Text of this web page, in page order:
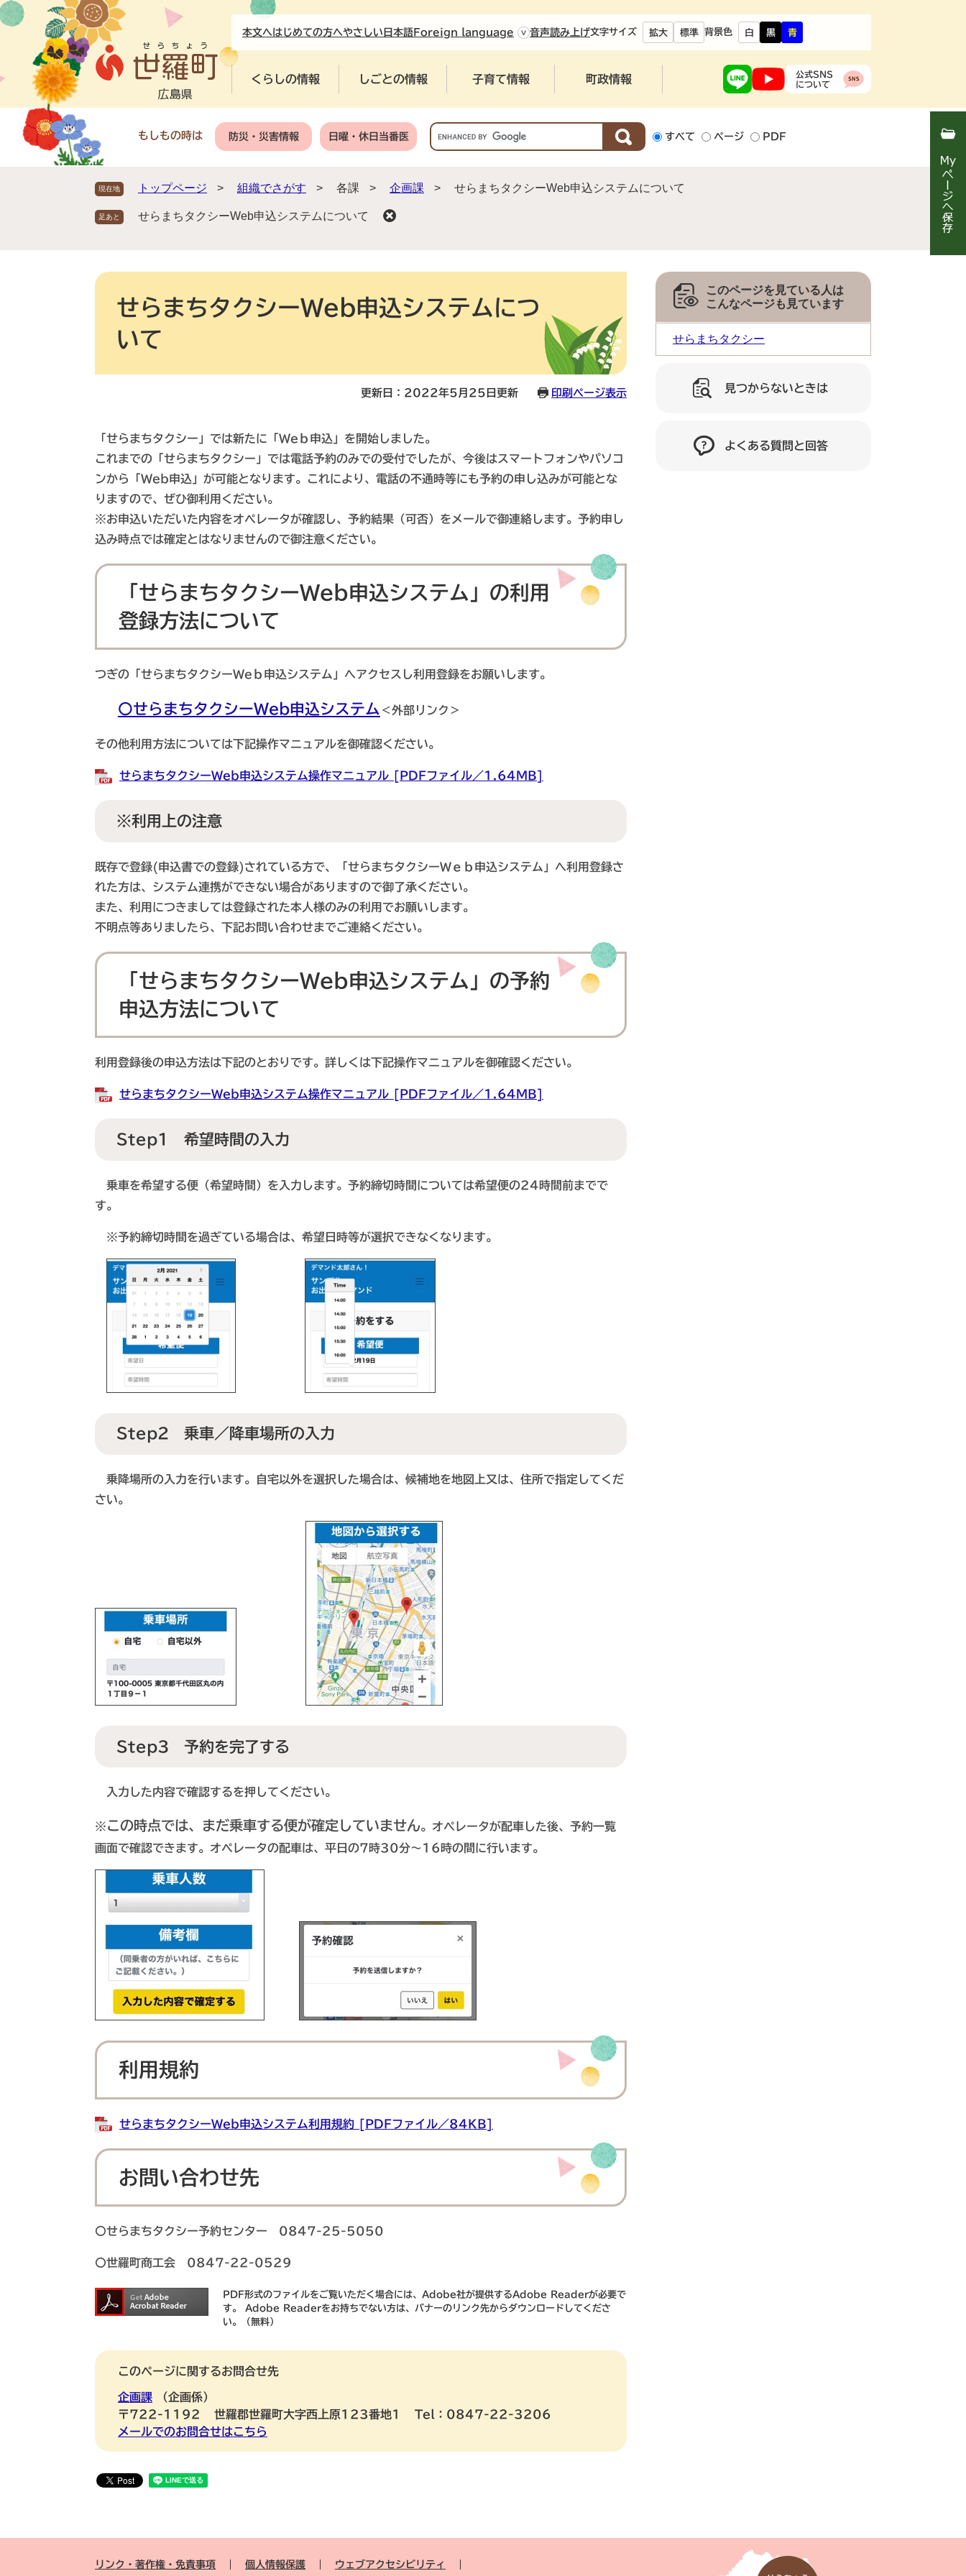
ペ
ー
先
メ
ニ
を
本文へはじめての方へやさしい日本語 Foreign language 音声読み上げ文字サイズ 拡大 標準 背景色 白 黒 青
くらしの情報 しごとの情報 子育て情報 町政情報
公式SNS
について
もしもの時は 防災・災害情報 日曜・休日当番医
G
o
ム
索
すべて ページ PDF
現在地 トップページ > 組織でさがす > 各課 > 企画課 > せらまちタクシーWeb申込システムについて
せらまちタクシーWeb申込システムについて
本
せらまちタクシーWeb申込システムにつ
いて
更新日：2022年5月25日更新 印刷ページ表示
「せらまちタクシー」では新たに「Weｂ申込」を開始しました。
これまでの「せらまちタクシー」では電話予約のみでの受付でしたが、今後はスマートフォンやパソコ
ンから「Web申込」が可能となります。これにより、電話の不通時等にも予約の申し込みが可能とな
りますので、ぜひ御利用ください。
※お申込いただいた内容をオペレータが確認し、予約結果（可否）をメールで御連絡します。予約申し
込み時点では確定とはなりませんので御注意ください。
「せらまちタクシーWeb申込システム」の利用
登録方法について
つぎの「せらまちタクシーWeｂ申込システム」へアクセスし利用登録をお願いします。
〇せらまちタクシーWeb申込システム ＜外部リンク＞
その他利用方法については下記操作マニュアルを御確認ください。
せらまちタクシーWeb申込システム操作マニュアル [PDFファイル／1.64MB]
※利用上の注意
既存で登録(申込書での登録)されている方で、「せらまちタクシーＷｅｂ申込システム」へ利用登録さ
れた方は、システム連携ができない場合がありますので御了承ください。
また、利用につきましては登録された本人様のみの利用でお願いします。
不明点等ありましたら、下記お問い合わせまでご連絡ください。
「せらまちタクシーWeb申込システム」の予約
申込方法について
利用登録後の申込方法は下記のとおりです。詳しくは下記操作マニュアルを御確認ください。
せらまちタクシーWeb申込システム操作マニュアル [PDFファイル／1.64MB]
Step1 希望時間の入力
乗車を希望する便（希望時間）を入力します。予約締切時間については希望便の24時間前までで
す。
※予約締切時間を過ぎている場合は、希望日時等が選択できなくなります。
Step2 乗車／降車場所の入力
乗降場所の入力を行います。自宅以外を選択した場合は、候補地を地図上又は、住所で指定してくだ
さい。
Step3 予約を完了する
入力した内容で確認するを押してください。
※この時点では、まだ乗車する便が確定していません。オペレータが配車した後、予約一覧
画面で確認できます。オペレータの配車は、平日の7時30分～16時の間に行います。
利用規約
せらまちタクシーWeb申込システム利用規約 [PDFファイル／84KB]
お問い合わせ先
〇せらまちタクシー予約センター 0847-25-5050
〇世羅町商工会 0847-22-0529
PDF形式のファイルをご覧いただく場合には、Adobe社が提供するAdobe Readerが必要で
す。
Adobe Readerをお持ちでない方は、バナーのリンク先からダウンロードしてくださ
い。（無料）
このページに関するお問合せ先
企画課
企画係
〒722-1192
世羅郡世羅町大字西上原123番地1
Tel：0847-22-3206
メールでのお問合せはこちら
このページを見ている人は
こんなページも見ています
せらまちタクシー
見つからないときは
よくある質問と回答
リンク・著作権・免責事項 個人情報保護 ウェブアクセシビリティ